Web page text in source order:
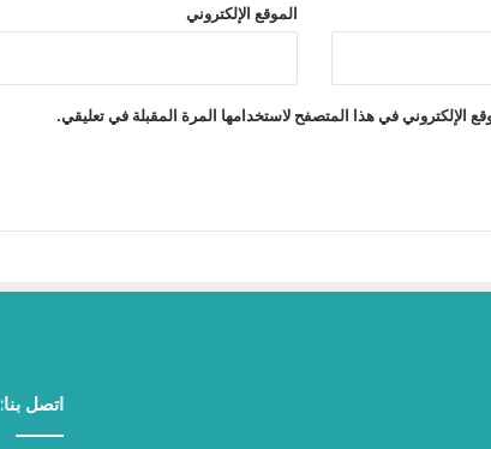
الموقع الإلكتروني
الإلكتروني في هذا المتصفح لاستخدامها المرة المقبلة في تعليقي.
اتصل بنا: